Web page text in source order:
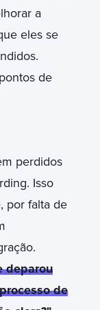
a
eles se
de
perdidos
Isso
por falta de
deparou
de